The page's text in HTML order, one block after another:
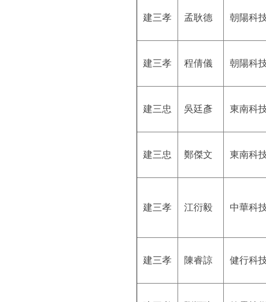
建三孝 孟耿德 朝陽科
建三孝 程倩儀 朝陽科
建三忠 吳廷彥 東南科
建三忠 鄭傑文 東南科
建三孝 江衍毅 中華科
建三孝 陳睿諒 健行科